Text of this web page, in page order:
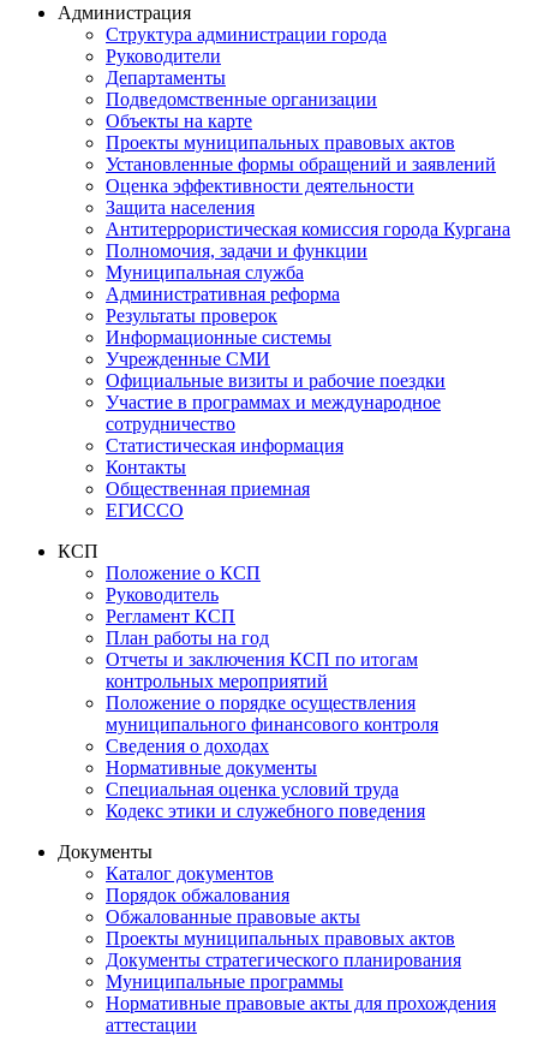
Администрация
Структура администрации города
Руководители
Департаменты
Подведомственные организации
Объекты на карте
Проекты муниципальных правовых актов
Установленные формы обращений и заявлений
Оценка эффективности деятельности
Защита населения
Антитеррористическая комиссия города Кургана
Полномочия, задачи и функции
Муниципальная служба
Административная реформа
Результаты проверок
Информационные системы
Учрежденные СМИ
Официальные визиты и рабочие поездки
Участие в программах и международное
сотрудничество
Статистическая информация
Контакты
Общественная приемная
ЕГИССО
КСП
Положение о КСП
Руководитель
Регламент КСП
План работы на год
Отчеты и заключения КСП по итогам
контрольных мероприятий
Положение о порядке осуществления
муниципального финансового контроля
Сведения о доходах
Нормативные документы
Специальная оценка условий труда
Кодекс этики и служебного поведения
Документы
Каталог документов
Порядок обжалования
Обжалованные правовые акты
Проекты муниципальных правовых актов
Документы стратегического планирования
Муниципальные программы
Нормативные правовые акты для прохождения
аттестации